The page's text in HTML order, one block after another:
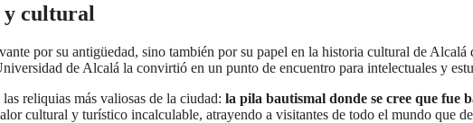
cultural
por su antigüedad, sino también por su papel en la historia cultural de
de Alcalá la convirtió en un punto de encuentro para intelectuales y
reliquias más valiosas de la ciudad: la pila bautismal donde se cree que fue
cultural y turístico incalculable, atrayendo a visitantes de todo el mundo que